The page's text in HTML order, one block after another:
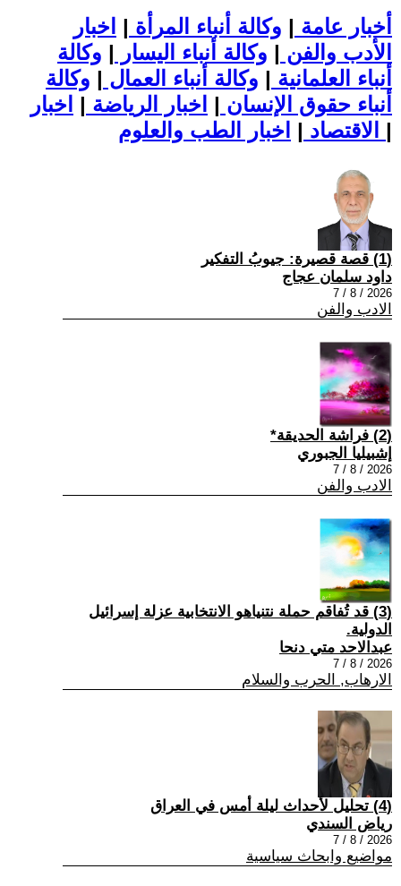
أخبار عامة | وكالة أنباء المرأة | اخبار
الأدب والفن | وكالة أنباء اليسار | وكالة
أنباء العلمانية | وكالة أنباء العمال | وكالة
أنباء حقوق الإنسان | اخبار الرياضة | اخبار
الاقتصاد | |
(1) قصة قصيرة: جيوبُ التفكير
داود سلمان عجاج
2026 / 8 / 7
الادب والفن
(2) فراشة الحديقة*
إشبيليا الجبوري
2026 / 8 / 7
الادب والفن
(3) قد تُفاقم حملة نتنياهو الانتخابية عزلة إسرائيل
الدولية.
عبدالاحد متي دنحا
2026 / 8 / 7
الارهاب, الحرب والسلام
(4) تحليل لأحداث ليلة أمس في العراق
رياض السندي
2026 / 8 / 7
مواضيع وابحاث سياسية